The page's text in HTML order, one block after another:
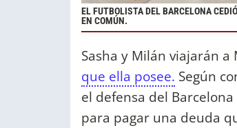
EL FUTBOLISTA DEL BARCELONA
EN COMÚN.
Sasha y Milán viajarán
que ella posee. Según
el defensa del
para pagar una deuda